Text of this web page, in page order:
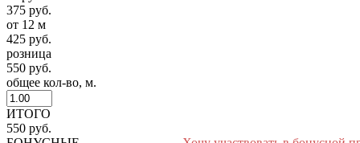
375 руб.
от 12 м
425 руб.
розница
550 руб.
общее кол-во, м.
ИТОГО
550 руб.